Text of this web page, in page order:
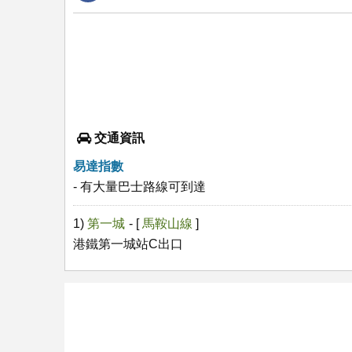
交通資訊
易達指數
- 有大量巴士路線可到達
1) 第一城 - [ 馬鞍山線 ]
港鐵第一城站C出口